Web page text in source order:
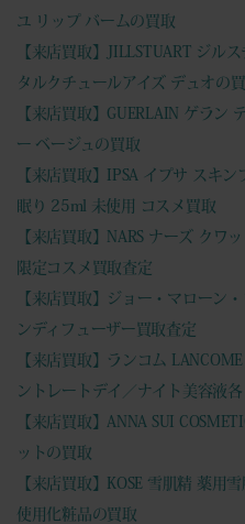
ユ リップ バームの買取
【来店買取】JILLSTUART ジル
タルクチュールアイズ デュオの
【来店買取】GUERLAIN ゲラン
ー ベージュの買取
【来店買取】IPSA イプサ スキ
眠り 25ml 未使用 コスメ買取
【来店買取】NARS ナーズ クワ
限定コスメ買取査定
【来店買取】ジョー・マローン
ンディフューザー買取査定
【来店買取】ランコム
ントレートデイ／ナイト美容液
【来店買取】ANNA SUI
ットの買取
【来店買取】KOSE 雪肌精 薬用
使用化粧品の買取